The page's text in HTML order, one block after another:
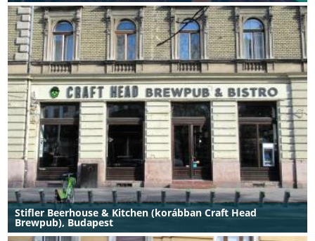
Stifler Beerhouse & Kitchen (korábban Craft Head
Brewpub), Budapest